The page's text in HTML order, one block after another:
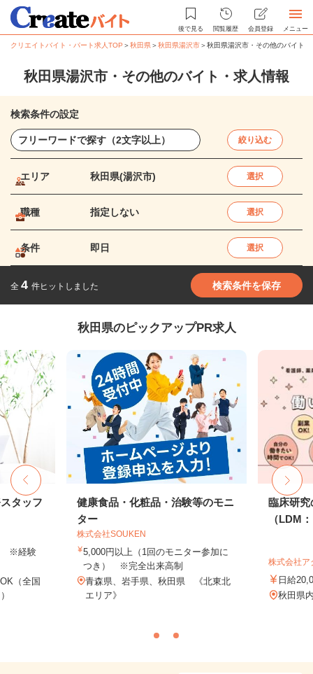
後で見る 閲覧履歴 会員登録 メニュー
クリエイトバイト・パート求人TOP ＞秋田県＞秋田県湯沢市＞秋田県湯沢市・その他のバイト
秋田県湯沢市・その他のバイト・求人情報
検索条件の設定
絞り込む
エリア 秋田県(湯沢市) 選択
職種 指定しない 選択
条件 即日 選択
全 4 件ヒットしました 検索条件を保存
秋田県のピックアップPR求人
タッフ
※経験
（全国
健康食品・化粧品・治験等のモニ
ター
株式会社SOUKEN
5,000円以上（1回のモニター参加に
つき） ※完全出来高制
青森県、岩手県、秋田県 《北東北
エリア》
臨床研究
（LDM
株式会社ア
日給
秋田県